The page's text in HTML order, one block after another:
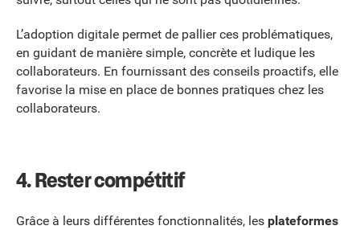
L’adoption digitale permet de pallier ces problématiques,
en guidant de manière simple, concrète et ludique les
collaborateurs. En fournissant des conseils proactifs, elle
favorise la mise en place de bonnes pratiques chez les
collaborateurs.
4. Rester compétitif
Grâce à leurs différentes fonctionnalités, les plateformes